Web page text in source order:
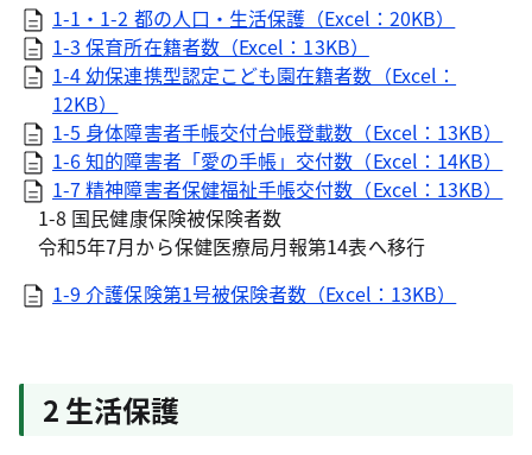
1-1・1-2 都の人口・生活保護（Excel：20KB）
1-3 保育所在籍者数（Excel：13KB）
1-4 幼保連携型認定こども園在籍者数（Excel：
12KB）
1-5 身体障害者手帳交付台帳登載数（Excel：13KB）
1-6 知的障害者「愛の手帳」交付数（Excel：14KB）
1-7 精神障害者保健福祉手帳交付数（Excel：13KB）
1-8 国民健康保険被保険者数
令和5年7月から保健医療局月報第14表へ移行
1-9 介護保険第1号被保険者数（Excel：13KB）
2 生活保護